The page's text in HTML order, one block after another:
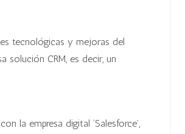
tecnológicas y mejoras del
solución CRM, es decir, un
la empresa digital ‘Salesforce’,